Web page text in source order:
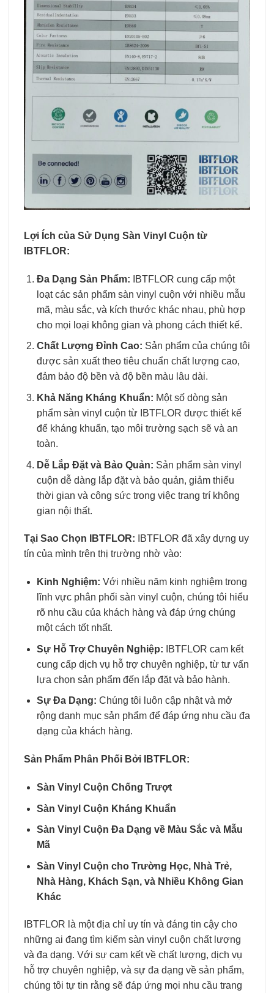
Lợi Ích của Sử Dụng Sàn Vinyl Cuộn từ
IBTFLOR:
Đa Dạng Sản Phẩm: IBTFLOR cung cấp một
loạt các sản phẩm sàn vinyl cuộn với nhiều mẫu
mã, màu sắc, và kích thước khác nhau, phù hợp
cho mọi loại không gian và phong cách thiết kế.
Chất Lượng Đỉnh Cao: Sản phẩm của chúng tôi
được sản xuất theo tiêu chuẩn chất lượng cao,
đảm bảo độ bền và độ bền màu lâu dài.
Khả Năng Kháng Khuẩn: Một số dòng sản
phẩm sàn vinyl cuộn từ IBTFLOR được thiết kế
để kháng khuẩn, tạo môi trường sạch sẽ và an
toàn.
Dễ Lắp Đặt và Bảo Quản: Sản phẩm sàn vinyl
cuộn dễ dàng lắp đặt và bảo quản, giảm thiểu
thời gian và công sức trong việc trang trí không
gian nội thất.
Tại Sao Chọn IBTFLOR: IBTFLOR đã xây dựng uy
tín của mình trên thị trường nhờ vào:
Kinh Nghiệm: Với nhiều năm kinh nghiệm trong
lĩnh vực phân phối sàn vinyl cuộn, chúng tôi hiểu
rõ nhu cầu của khách hàng và đáp ứng chúng
một cách tốt nhất.
Sự Hỗ Trợ Chuyên Nghiệp: IBTFLOR cam kết
cung cấp dịch vụ hỗ trợ chuyên nghiệp, từ tư vấn
lựa chọn sản phẩm đến lắp đặt và bảo hành.
Sự Đa Dạng: Chúng tôi luôn cập nhật và mở
rộng danh mục sản phẩm để đáp ứng nhu cầu đa
dạng của khách hàng.
Sản Phẩm Phân Phối Bởi IBTFLOR:
Sàn Vinyl Cuộn Chống Trượt
Sàn Vinyl Cuộn Kháng Khuẩn
Sàn Vinyl Cuộn Đa Dạng về Màu Sắc và Mẫu
Mã
Sàn Vinyl Cuộn cho Trường Học, Nhà Trẻ,
Nhà Hàng, Khách Sạn, và Nhiều Không Gian
Khác
IBTFLOR là một địa chỉ uy tín và đáng tin cậy cho
những ai đang tìm kiếm sàn vinyl cuộn chất lượng
và đa dạng. Với sự cam kết về chất lượng, dịch vụ
hỗ trợ chuyên nghiệp, và sự đa dạng về sản phẩm,
chúng tôi tự tin rằng sẽ đáp ứng mọi nhu cầu trang